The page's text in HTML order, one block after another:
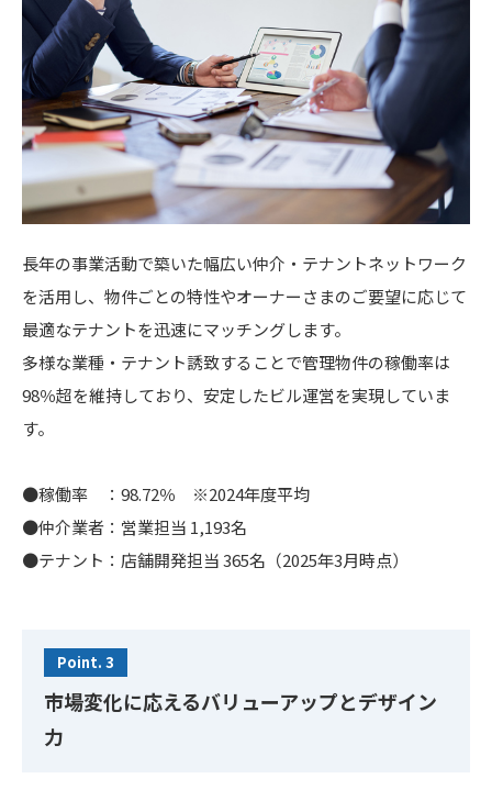
長年の事業活動で築いた幅広い仲介・テナントネットワーク
を活用し、物件ごとの特性やオーナーさまのご要望に応じて
最適なテナントを迅速にマッチングします。
多様な業種・テナント誘致することで管理物件の稼働率は
98％超を維持しており、安定したビル運営を実現していま
す。
●稼働率 ：98.72％ ※2024年度平均
●仲介業者：営業担当 1,193名
●テナント：店舗開発担当 365名（2025年3月時点）
Point. 3
市場変化に応えるバリューアップとデザイン
力